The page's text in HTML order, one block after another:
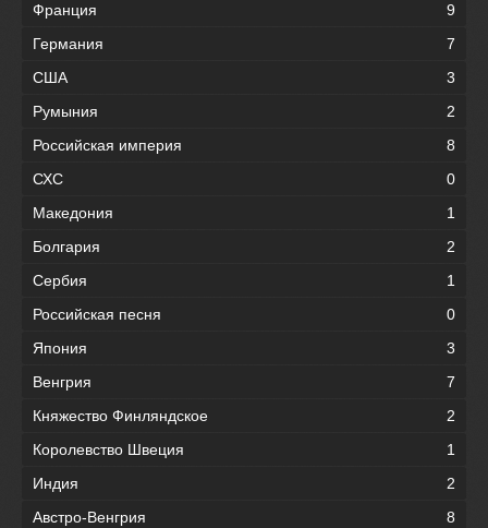
Франция
9
Германия
7
США
3
Румыния
2
Российская империя
8
СХС
0
Македония
1
Болгария
2
Сербия
1
Российская песня
0
Япония
3
Венгрия
7
Княжество Финляндское
2
Королевство Швеция
1
Индия
2
Австро-Венгрия
8